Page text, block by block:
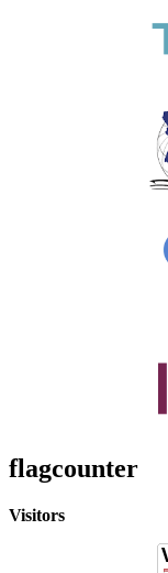
flagcounter
Visitors